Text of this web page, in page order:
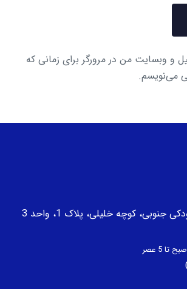
و وبسایت من در مرورگر برای زمانی که
می‌نویسم.
جنوبی، کوچه خلیلی، پلاک 1، واحد 3